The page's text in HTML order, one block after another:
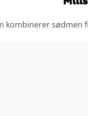
kombinerer